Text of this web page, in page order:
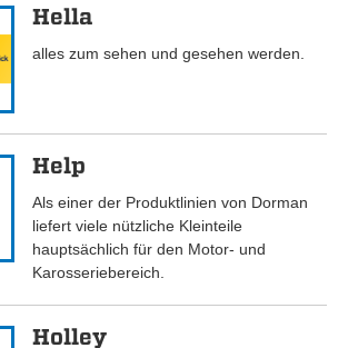
Hella
alles zum sehen und gesehen werden.
Help
Als einer der Produktlinien von Dorman
liefert viele nützliche Kleinteile
hauptsächlich für den Motor- und
Karosseriebereich.
Holley